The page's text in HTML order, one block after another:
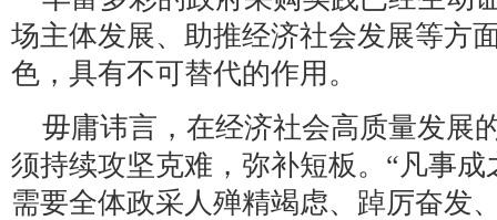
场主体发展、助推经济社会发展等方
色，具有不可替代的作用。
毋庸讳言，在经济社会高质量发展
须持续攻坚克难，弥补短板。“凡事
需要全体政采人殚精竭虑、踔厉奋发